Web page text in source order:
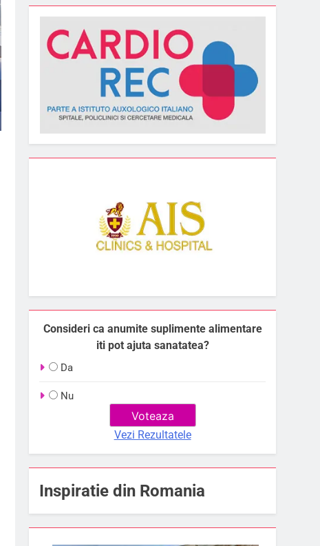
Consideri ca anumite suplimente alimentare
iti pot ajuta sanatatea?
Da
Nu
Vezi Rezultatele
Inspiratie din Romania